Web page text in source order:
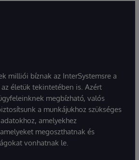
milliói bíznak az InterSystemsre a
életük tekintetében is. Azért
megbízható, valós
a munkájukhoz szükséges
amelyekhez
megoszthatnak és
vonhatnak le.